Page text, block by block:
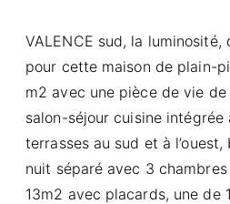
VALENCE sud, la
pour cette maison de plain-
m2 avec une pièce de vie
salon-séjour cuisine intégrée
terrasses au sud et à
nuit séparé avec 3
13m2 avec placards, une de